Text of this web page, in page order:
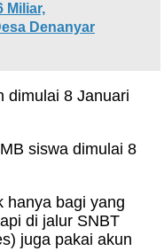
Miliar,
Denanyar
dimulai 8 Januari
siswa dimulai 8
hanya bagi yang
di jalur SNBT
juga pakai akun